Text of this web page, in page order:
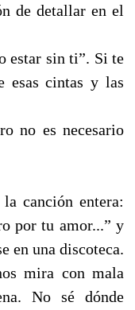
de detallar en el
estar sin ti”. Si te
esas cintas y las
no es necesario
canción entera:
por tu amor...” y
en una discoteca.
mira con mala
No sé dónde